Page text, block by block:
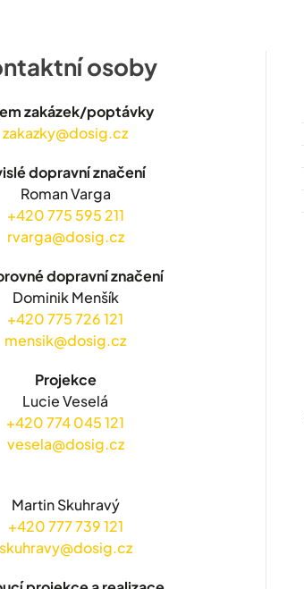
osoby
zakázek/poptávky
zakazky@dosig.cz
dopravní značení
Roman Varga
+420 775 595 211
rvarga@dosig.cz
dopravní značení
Dominik Menšík
+420 775 726 121
mensik@dosig.cz
Projekce
Lucie Veselá
+420 774 045 121
vesela@dosig.cz
Martin Skuhravý
+420 777 739 121
skuhravy@dosig.cz